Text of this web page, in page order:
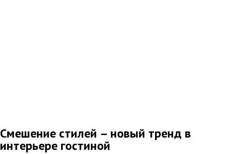
Смешение стилей – новый тренд в
интерьере гостиной